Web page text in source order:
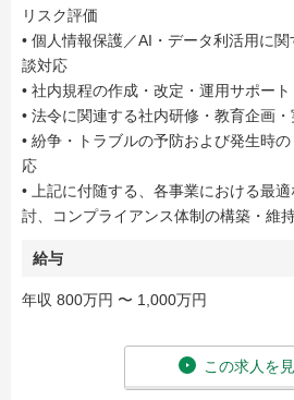
リスク評価
• 個人情報保護／AI・データ利活用に
談対応
• 社内規程の作成・改定・運用サポート
• 法令に関連する社内研修・教育企画
• 紛争・トラブルの予防および発生時
応
• 上記に付随する、各事業における最
討、コンプライアンス体制の構築・維
給与
年収 800万円 〜 1,000万円
この求人を